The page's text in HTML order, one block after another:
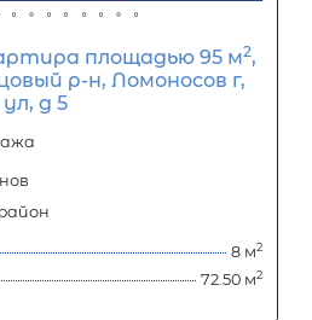
платеж 63 977